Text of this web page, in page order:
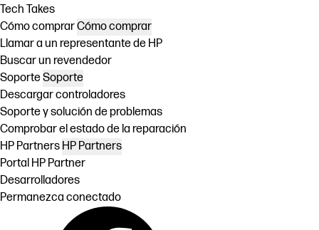
Tech Takes
Cómo comprarCómo comprar
Llamar a un representante de HP
Buscar un revendedor
SoporteSoporte
Descargar controladores
Soporte y solución de problemas
Comprobar el estado de la reparación
HP Partners HP Partners
Portal HP Partner
Desarrolladores
Permanezca conectado